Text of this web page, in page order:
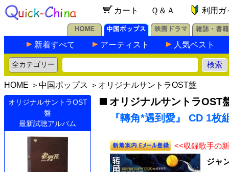
カート Ｑ＆Ａ 利用ガ
新着すべて アーティスト 人気ベスト
HOME ＞ 中国ポップス ＞ オリジナルサントラOST盤
オリジナルサントラOST
盤
最新試聴アルバム
オリジナルサントラOST
『轉角*遇到愛』 CD 1枚
<<収録歌手の
ジャ